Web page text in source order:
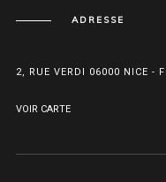
ADRESSE
2, RUE VERDI 06000 NICE -
VOIR CARTE